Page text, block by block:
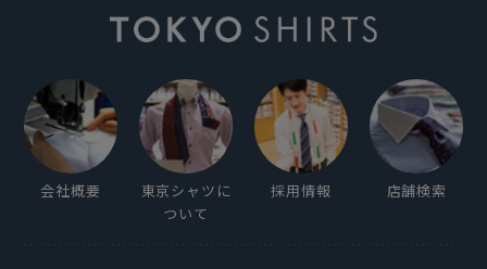
会社概要
東京シャツに
ついて
採用情報 店舗検索